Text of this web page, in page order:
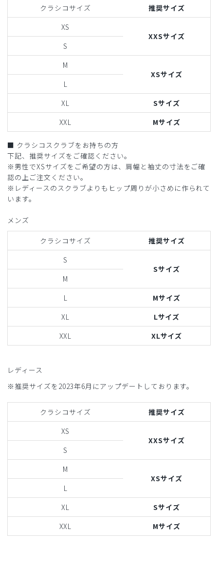
クラシコサイズ
推奨サイズ
XS
XXSサイズ
S
M
XSサイズ
L
XL
Sサイズ
XXL
Mサイズ
■ クラシコスクラブをお持ちの方
下記、推奨サイズをご確認ください。
※男性でXSサイズをご希望の方は、肩幅と袖丈の寸法をご確
認の上ご注文ください。
※レディースのスクラブよりもヒップ周りが小さめに作られて
います。
メンズ
クラシコサイズ
推奨サイズ
S
Sサイズ
M
L
Mサイズ
XL
Lサイズ
XXL
XLサイズ
レディース
※推奨サイズを2023年6月にアップデートしております。
クラシコサイズ
推奨サイズ
XS
XXSサイズ
S
M
XSサイズ
L
XL
Sサイズ
XXL
Mサイズ